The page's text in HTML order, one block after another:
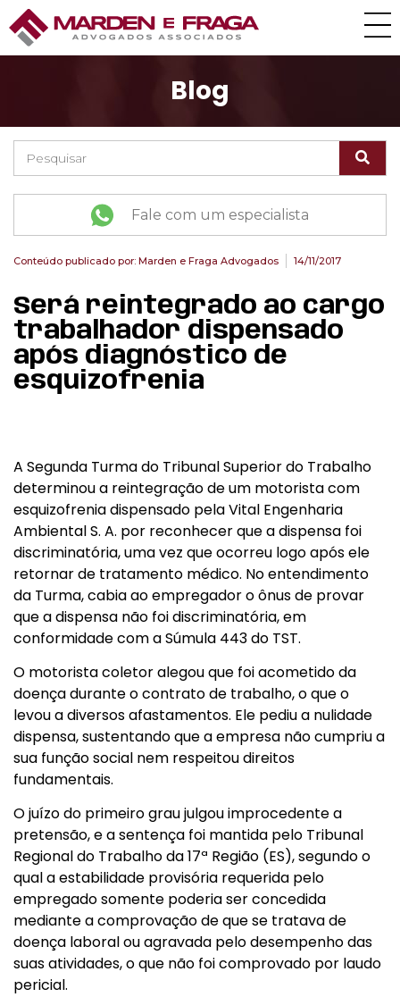
Blog
Fale com um especialista
Conteúdo publicado por: Marden e Fraga Advogados 14/11/2017
Será reintegrado ao cargo
trabalhador dispensado
após diagnóstico de
esquizofrenia
A Segunda Turma do Tribunal Superior do Trabalho
determinou a reintegração de um motorista com
esquizofrenia dispensado pela Vital Engenharia
Ambiental S. A. por reconhecer que a dispensa foi
discriminatória, uma vez que ocorreu logo após ele
retornar de tratamento médico. No entendimento
da Turma, cabia ao empregador o ônus de provar
que a dispensa não foi discriminatória, em
conformidade com a Súmula 443 do TST.
O motorista coletor alegou que foi acometido da
doença durante o contrato de trabalho, o que o
levou a diversos afastamentos. Ele pediu a nulidade
dispensa, sustentando que a empresa não cumpriu a
sua função social nem respeitou direitos
fundamentais.
O juízo do primeiro grau julgou improcedente a
pretensão, e a sentença foi mantida pelo Tribunal
Regional do Trabalho da 17ª Região (ES), segundo o
qual a estabilidade provisória requerida pelo
empregado somente poderia ser concedida
mediante a comprovação de que se tratava de
doença laboral ou agravada pelo desempenho das
suas atividades, o que não foi comprovado por laudo
pericial.